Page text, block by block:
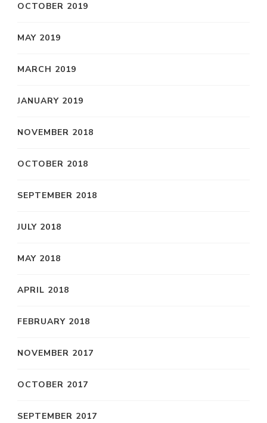
OCTOBER 2019
MAY 2019
MARCH 2019
JANUARY 2019
NOVEMBER 2018
OCTOBER 2018
SEPTEMBER 2018
JULY 2018
MAY 2018
APRIL 2018
FEBRUARY 2018
NOVEMBER 2017
OCTOBER 2017
SEPTEMBER 2017